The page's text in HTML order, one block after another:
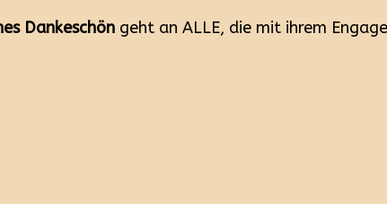
Dankeschön geht an ALLE, die mit ihrem